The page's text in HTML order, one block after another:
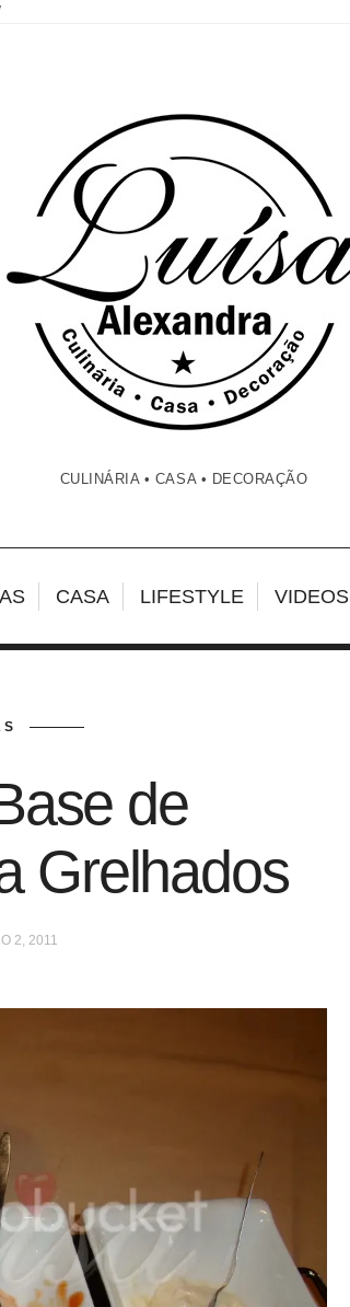
CULINÁRIA • CASA • DECORAÇÃO
CASA LIFESTYLE VIDEOS
de
Grelhados
2, 2011